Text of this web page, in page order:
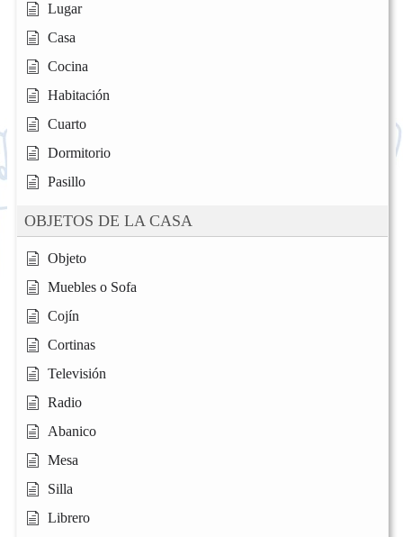
Lugar
Casa
Cocina
Habitación
Cuarto
Dormitorio
Pasillo
OBJETOS DE LA CASA
Objeto
Muebles o Sofa
Cojín
Cortinas
Televisión
Radio
Abanico
Mesa
Silla
Librero